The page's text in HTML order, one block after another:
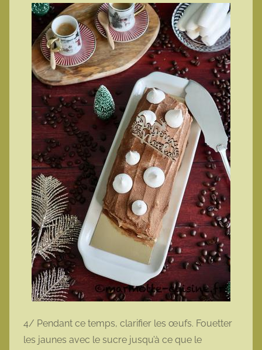
4/ Pendant ce temps, clarifier les œufs. Fouetter
les jaunes avec le sucre jusqu’à ce que le